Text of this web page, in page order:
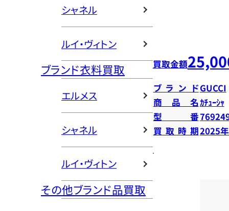
シャネル
ルイ・ヴィトン
ブランド衣料買取
エルメス
シャネル
ルイ・ヴィトン
その他ブランド品買取
買取金額
ブランドGUCCI
商品名ｶﾁｭｰｼｬ
型番
買取時期2025